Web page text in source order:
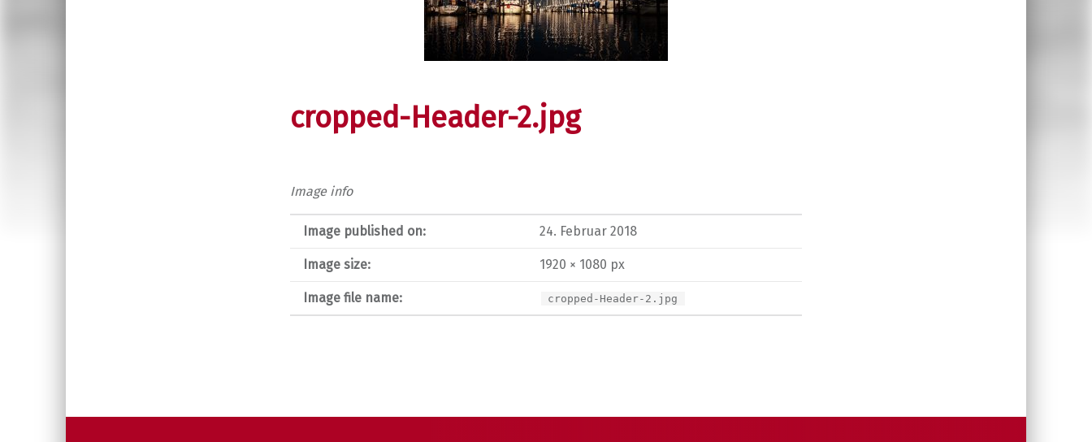
cropped-Header-2.jpg
Image info
Image published on: 24. Februar 2018
Image size: 1920 × 1080 px
Image file name: cropped-Header-2.jpg
Post navigation